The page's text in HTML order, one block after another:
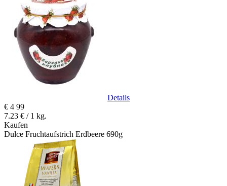
Details
€ 4 99
7.23 € / 1 kg.
Kaufen
Dulce Fruchtaufstrich Erdbeere 690g